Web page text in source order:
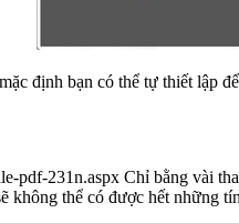
định bạn có thể tự thiết lập
pdf-231n.aspx Chỉ bằng vài
thể có được hết những